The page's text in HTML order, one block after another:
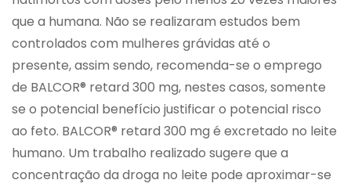
que a humana. Não se realizaram estudos bem
controlados com mulheres grávidas até o
presente, assim sendo, recomenda-se o emprego
de BALCOR® retard 300 mg, nestes casos, somente
se o potencial benefício justificar o potencial risco
ao feto. BALCOR® retard 300 mg é excretado no leite
humano. Um trabalho realizado sugere que a
concentração da droga no leite pode aproximar-se